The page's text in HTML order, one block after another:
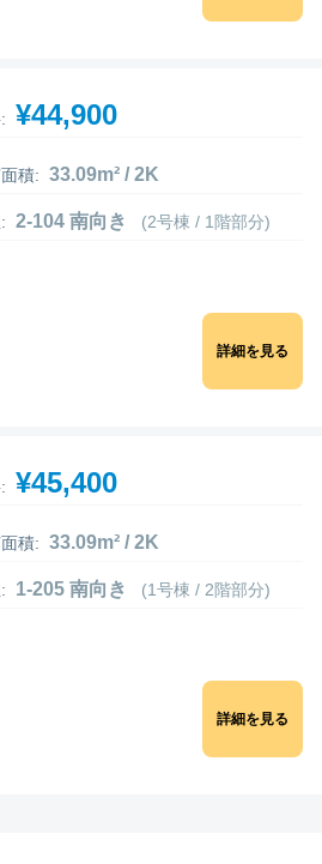
¥44,900
積: 33.09m² / 2K
2-104 南向き (2号棟 / 1階部分)
詳細を見る
¥45,400
積: 33.09m² / 2K
1-205 南向き (1号棟 / 2階部分)
詳細を見る